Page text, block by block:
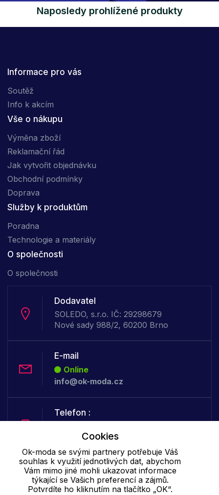
Naposledy prohlížené produkty
Informace pro vás
Soutěž
Info k akcím
Vše o nákupu
Výměna zboží
Reklamační řád
Jak vytvořit objednávku
Obchodní podmínky
Doprava
Služby k produktům
Poradna
Technologie a materiály
O společnosti
O společnosti
Dodavatel
SOLEDO, s.r.o. IČ: 29298679
Nové sady 988/2, 60200 Brno
E-mail
Online
info@ok-moda.cz
Telefon :
+420 702 000 160
Cookie - podrobné nastavení | Další informace
Ochrana osobních
Cookies
Ok-moda se svými partnery potřebuje Váš
souhlas k využití jednotlivých dat, abychom
Vám mimo jiné mohli ukazovat informace
týkající se Vašich preferencí a zájmů.
Potvrdíte ho kliknutím na tlačítko „OK“.